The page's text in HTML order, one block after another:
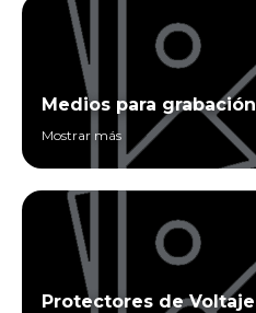
Medios para grabación
Mostrar más
Protectores de Voltaje